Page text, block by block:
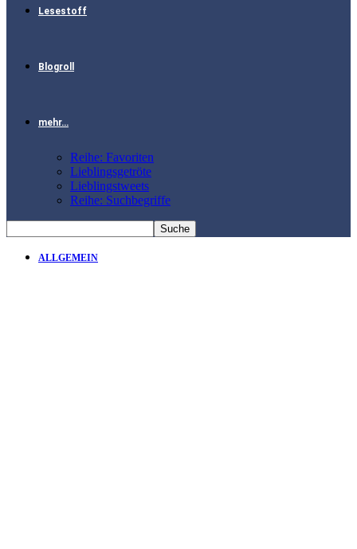
Lesestoff
Blogroll
mehr…
Reihe: Favoriten
Lieblingsgetröte
Lieblingstweets
Reihe: Suchbegriffe
ALLGEMEIN